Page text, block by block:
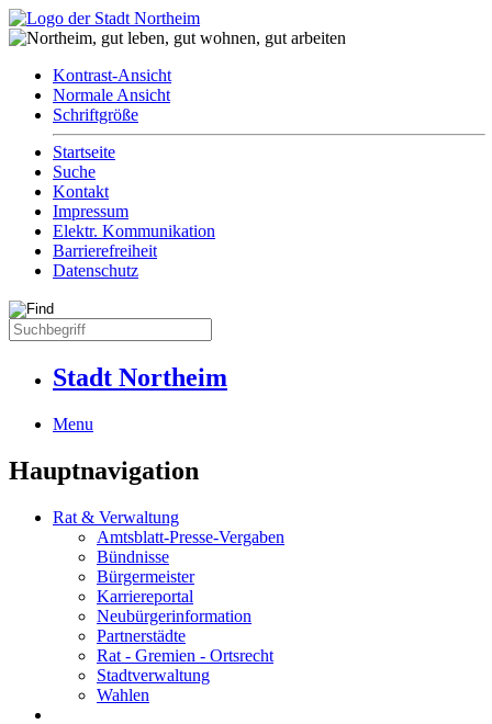
Kontrast-Ansicht
Normale Ansicht
Schriftgröße
Startseite
Suche
Kontakt
Impressum
Elektr. Kommunikation
Barrierefreiheit
Datenschutz
Stadt Northeim
Menu
Hauptnavigation
Rat & Verwaltung
Amtsblatt-Presse-Vergaben
Bündnisse
Bürgermeister
Karriereportal
Neubürgerinformation
Partnerstädte
Rat - Gremien - Ortsrecht
Stadtverwaltung
Wahlen